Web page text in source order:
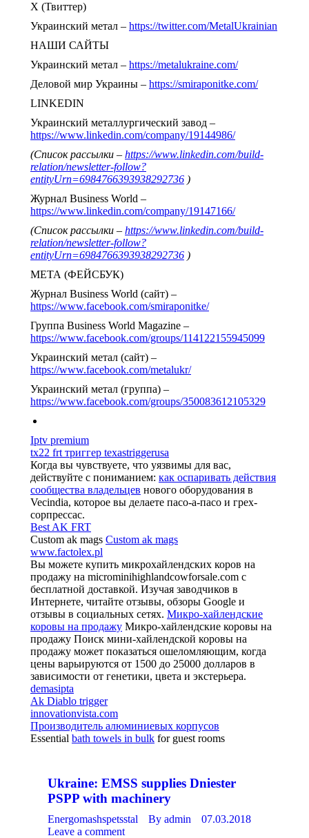
Х (Твиттер)
Украинский метал – https://twitter.com/MetalUkrainian
НАШИ САЙТЫ
Украинский метал – https://metalukraine.com/
Деловой мир Украины – https://smiraponitke.com/
LINKEDIN
Украинский металлургический завод –
https://www.linkedin.com/company/19144986/
(Список рассылки – https://www.linkedin.com/build-
relation/newsletter-follow?
entityUrn=6984766393938292736 )
Журнал Business World –
https://www.linkedin.com/company/19147166/
(Список рассылки – https://www.linkedin.com/build-
relation/newsletter-follow?
entityUrn=6984766393938292736 )
МЕТА (ФЕЙСБУК)
Журнал Business World (сайт) –
https://www.facebook.com/smiraponitke/
Группа Business World Magazine –
https://www.facebook.com/groups/114122155945099
Украинский метал (сайт) –
https://www.facebook.com/metalukr/
Украинский метал (группа) –
https://www.facebook.com/groups/350083612105329
Iptv premium
tx22 frt триггер texastriggerusa
Когда вы чувствуете, что уязвимы для вас,
действуйте с пониманием: как оспаривать действия
сообщества владельцев нового оборудования в
Vecindia, которое вы делаете пасо-а-пасо и грех-
сорпрессас.
Best AK FRT
Custom ak mags Custom ak mags
www.factolex.pl
Вы можете купить микрохайлендских коров на
продажу на microminihighlandcowforsale.com с
бесплатной доставкой. Изучая заводчиков в
Интернете, читайте отзывы, обзоры Google и
отзывы в социальных сетях. Микро-хайлендские
коровы на продажу Микро-хайлендские коровы на
продажу Поиск мини-хайлендской коровы на
продажу может показаться ошеломляющим, когда
цены варьируются от 1500 до 25000 долларов в
зависимости от генетики, цвета и экстерьера.
demasipta
Ak Diablo trigger
innovationvista.com
Производитель алюминиевых корпусов
Essential bath towels in bulk for guest rooms
Ukraine: EMSS supplies Dniester
PSPP with machinery
Energomashspetsstal By admin
07.03.2018
Leave a comment